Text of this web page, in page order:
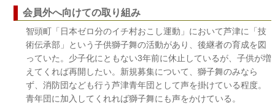
会員外へ向けての取り組み
智頭町「日本ゼロ分のイチ村おこし運動」において芦津に「技
術伝承部」という子供獅子舞の活動があり、後継者の育成を図
っていた。少子化にともない3年前に休止しているが、子供が増
えてくれば再開したい。新規募集について、獅子舞のみなら
ず、消防団なども行う芦津青年団として声を掛けている程度。
青年団に加入してくれれば獅子舞にも声をかけている。